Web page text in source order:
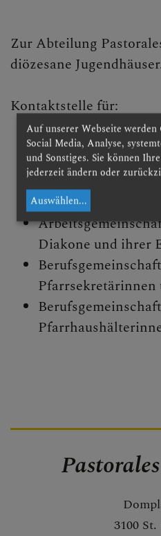
Zur Abteilung
diözesane
Kontaktstelle für:
Betriebsrat
Pastoralassistenten
Diakone und ihrer
Pfarrsekretärinnen
3100
Auf unserer Webseite
Social Media, Analyse,
und Sonstiges. Sie können
jederzeit ändern oder
Auswählen...